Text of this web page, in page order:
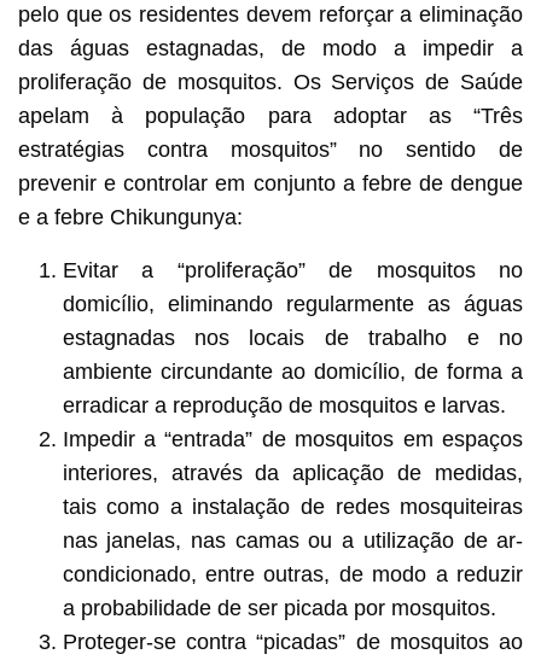
pelo que os residentes devem reforçar a eliminação
das águas estagnadas, de modo a impedir a
proliferação de mosquitos. Os Serviços de Saúde
apelam à população para adoptar as “Três
estratégias contra mosquitos” no sentido de
prevenir e controlar em conjunto a febre de dengue
e a febre Chikungunya:
Evitar a “proliferação” de mosquitos no
domicílio, eliminando regularmente as águas
estagnadas nos locais de trabalho e no
ambiente circundante ao domicílio, de forma a
erradicar a reprodução de mosquitos e larvas.
Impedir a “entrada” de mosquitos em espaços
interiores, através da aplicação de medidas,
tais como a instalação de redes mosquiteiras
nas janelas, nas camas ou a utilização de ar-
condicionado, entre outras, de modo a reduzir
a probabilidade de ser picada por mosquitos.
Proteger-se contra “picadas” de mosquitos ao